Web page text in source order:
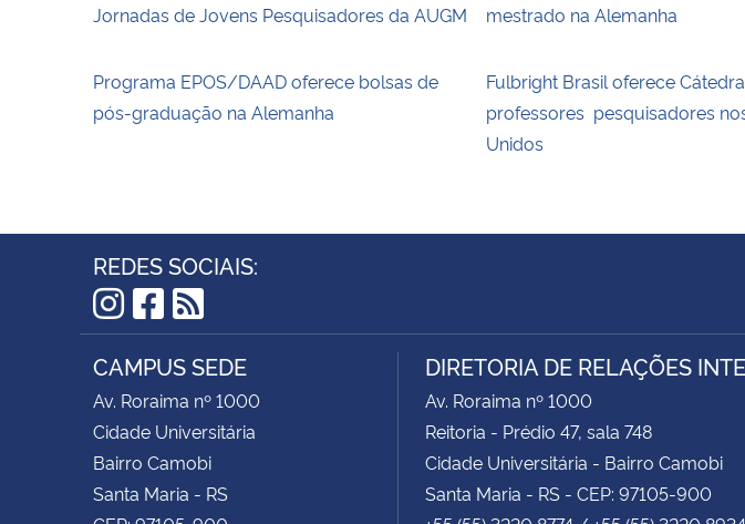
Jornadas de Jovens Pesquisadores da AUGM
mestrado na Alemanha
Programa EPOS/DAAD oferece bolsas de
pós-graduação na Alemanha
Fulbright Brasil oferece
professores pesquisadores
Unidos
REDES SOCIAIS:
Instagram
Facebook
RSS
CAMPUS SEDE
Av. Roraima nº 1000
Cidade Universitária
Bairro Camobi
Santa Maria - RS
DIRETORIA DE RELAÇÕES
Av. Roraima nº 1000
Reitoria - Prédio 47, sala 748
Cidade Universitária - Bairro Camobi
Santa Maria - RS - CEP: 97105-900